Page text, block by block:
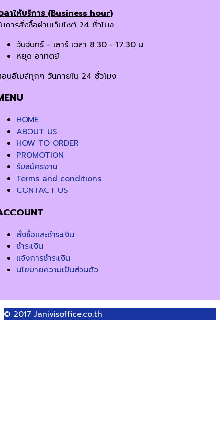
ลาให้บริการ (Business hour)
การสั่งซื้อผ่านเว็บไซต์ 24 ชั่วโมง
วันจันทร์ - เสาร์ เวลา 8.30 - 17.30 น.
หยุด อาทิตย์
บอีเมล์ทุกๆ วันภายใน 24 ชั่วโมง
HOME
ABOUT US
HOW TO ORDER
PROMOTION
รับสมัครงาน
Terms and conditions
CONTACT US
สั่งซื้อและชำระเงิน
ชำระเงิน
แจ้งการชำระเงิน
นโยบายความเป็นส่วนตัว
© 2017 Janivisoffice.co.th